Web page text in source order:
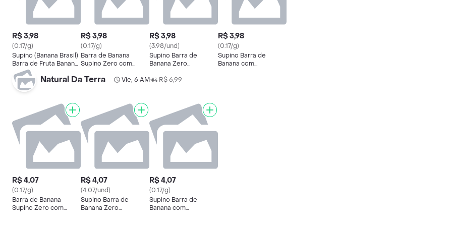
R$ 3,98
(0.17/g)
Supino (Banana Brasil)
Barra de Fruta Banana
e Ameixa Zero Açúcar
24g
R$ 3,98
(0.17/g)
Barra de Banana
Supino Zero com
Chocolate ao Leite
R$ 3,98
(3.98/und)
Supino Barra de
Banana Zero
Chocolate Branco 24 g
R$ 3,98
(0.17/g)
Supino Barra de
Banana com
Natural Da Terra Vie, 6 AM• R$ 6,99
R$ 4,07
(0.17/g)
Barra de Banana
Supino Zero com
R$ 4,07
(4.07/und)
Supino Barra de
Banana Zero
R$ 4,07
(0.17/g)
Supino Barra de
Banana com